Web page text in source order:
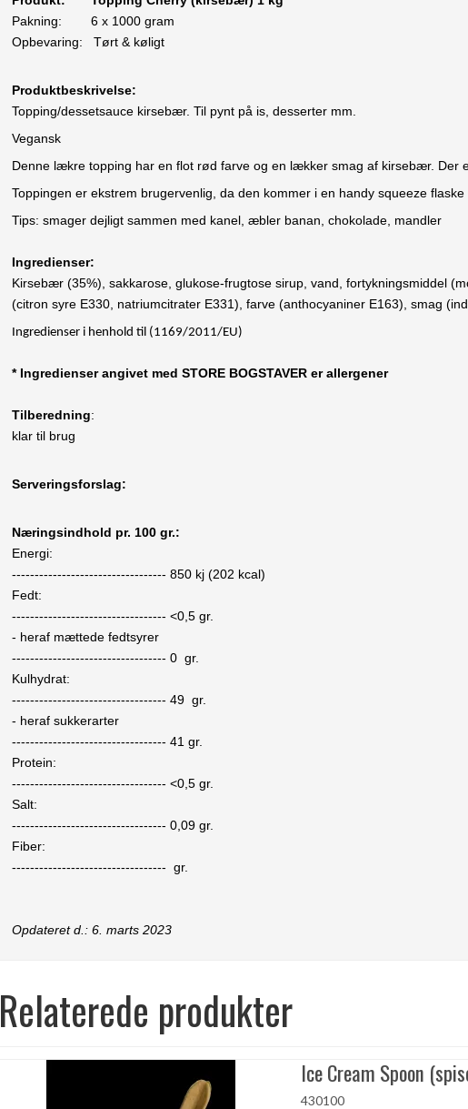
Pakning:6 x 1000 gram
Opbevaring:Tørt & køligt
Produktbeskrivelse:
Topping/dessetsauce kirsebær. Til pynt på is, desserter mm.
Vegansk
Denne lækre topping har en flot rød farve og en lækker smag af kirsebær. Der
Toppingen er ekstrem brugervenlig, da den kommer i en handy squeeze flaske
Tips: smager dejligt sammen med kanel, æbler banan, chokolade, mandler
Ingredienser:
Kirsebær (35%), sakkarose, glukose-frugtose sirup, vand, fortykningsmiddel
(citron syre E330, natriumcitrater E331), farve (anthocyaniner E163), smag
Ingredienser i henhold til (1169/2011/EU)
* Ingredienser angivet med STORE BOGSTAVER er allergener
Tilberedning:
klar til brug
Serveringsforslag:
Næringsindhold pr. 100 gr.:
Energi:
----------------------------------850 kj (202 kcal)
Fedt:
----------------------------------<0,5 gr.
- heraf mættede fedtsyrer
----------------------------------0 gr.
Kulhydrat:
----------------------------------49 gr.
- heraf sukkerarter
----------------------------------41 gr.
Protein:
----------------------------------<0,5 gr.
Salt:
----------------------------------0,09 gr.
Fiber:
---------------------------------- gr.
Opdateret d.:6. marts 2023
Relaterede produkter
Ice Cream Spoon
430100